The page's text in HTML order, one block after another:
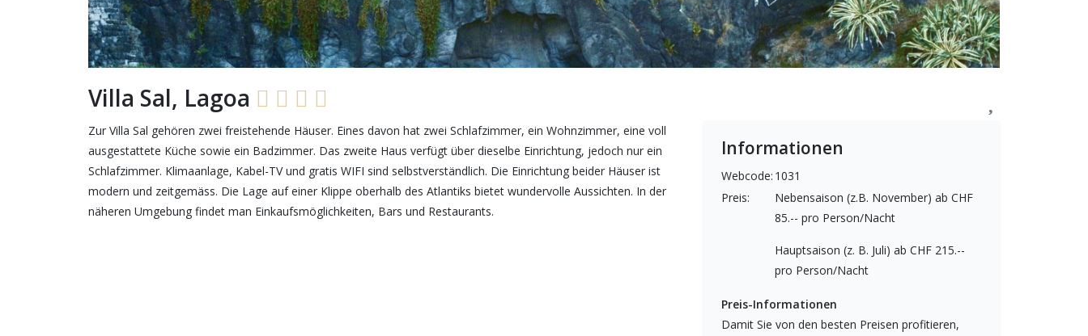
Villa Sal, Lagoa
Zur Villa Sal gehören zwei freistehende Häuser. Eines davon hat zwei Schlafzimmer, ein Wohnzimmer, eine voll
ausgestattete Küche sowie ein Badzimmer. Das zweite Haus verfügt über dieselbe Einrichtung, jedoch nur ein
Schlafzimmer. Klimaanlage, Kabel-TV und gratis WIFI sind selbstverständlich. Die Einrichtung beider Häuser ist
modern und zeitgemäss. Die Lage auf einer Klippe oberhalb des Atlantiks bietet wundervolle Aussichten. In der
näheren Umgebung findet man Einkaufsmöglichkeiten, Bars und Restaurants.
Informationen
Webcode: 1031
Preis:
Nebensaison (z.B. November) ab CHF
85.-- pro Person/Nacht
Hauptsaison (z. B. Juli) ab CHF 215.--
pro Person/Nacht
Preis-Informationen
Damit Sie von den besten Preisen profitieren,